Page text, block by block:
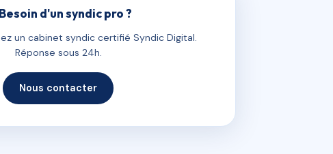
d'un syndic pro ?
un cabinet syndic certifié Syndic Digital.
Réponse sous 24h.
Nous contacter